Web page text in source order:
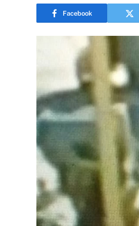
Facebook